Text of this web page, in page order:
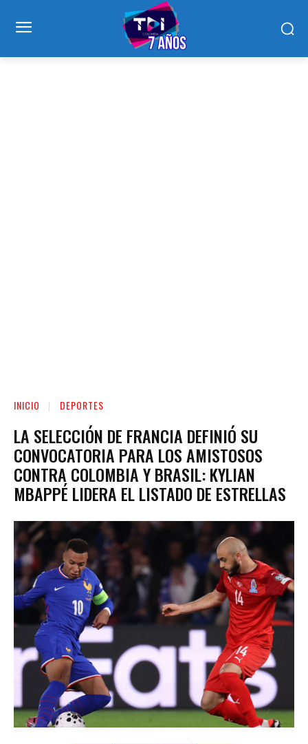
INICIO DEPORTES
LA SELECCIÓN DE FRANCIA DEFINIÓ SU
CONVOCATORIA PARA LOS AMISTOSOS
CONTRA COLOMBIA Y BRASIL: KYLIAN
MBAPPÉ LIDERA EL LISTADO DE ESTRELLAS